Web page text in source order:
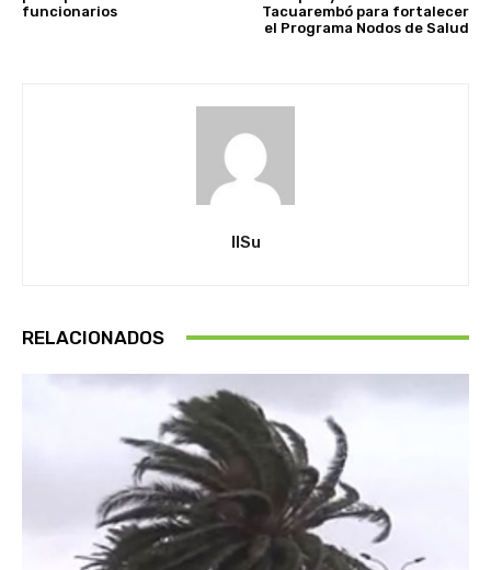
funcionarios
Tacuarembó para fortalecer
el Programa Nodos de Salud
IlSu
RELACIONADOS